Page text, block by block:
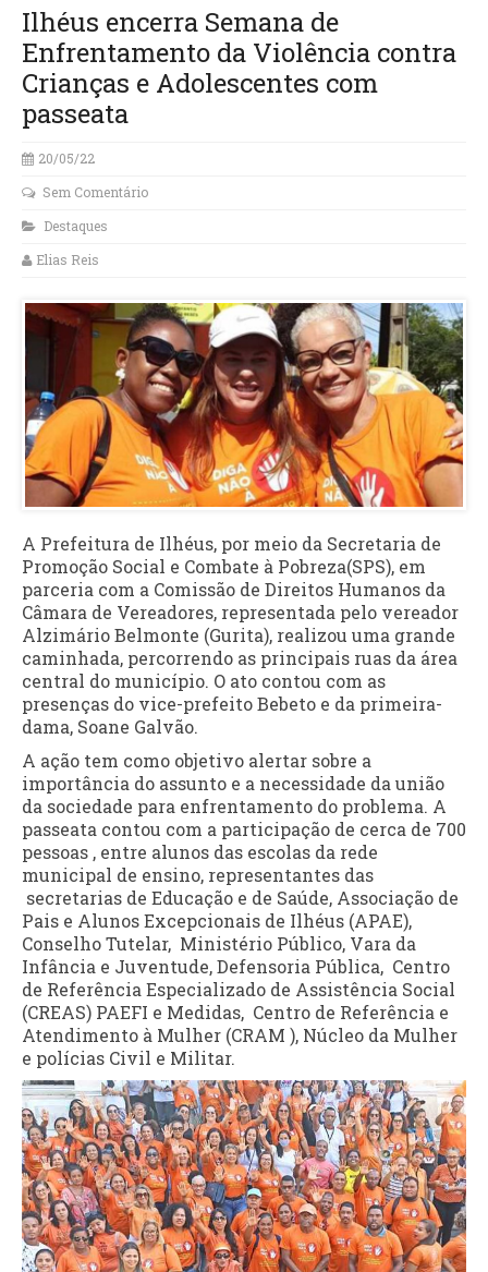
Ilhéus encerra Semana de
Enfrentamento da Violência contra
Crianças e Adolescentes com
passeata
20/05/22
Sem Comentário
Destaques
Elias Reis
A Prefeitura de Ilhéus, por meio da Secretaria de
Promoção Social e Combate à Pobreza(SPS), em
parceria com a Comissão de Direitos Humanos da
Câmara de Vereadores, representada pelo vereador
Alzimário Belmonte (Gurita), realizou uma grande
caminhada, percorrendo as principais ruas da área
central do município. O ato contou com as
presenças do vice-prefeito Bebeto e da primeira-
dama, Soane Galvão.
A ação tem como objetivo alertar sobre a
importância do assunto e a necessidade da união
da sociedade para enfrentamento do problema. A
passeata contou com a participação de cerca de 700
pessoas , entre alunos das escolas da rede
municipal de ensino, representantes das
secretarias de Educação e de Saúde, Associação de
Pais e Alunos Excepcionais de Ilhéus (APAE),
Conselho Tutelar, Ministério Público, Vara da
Infância e Juventude, Defensoria Pública, Centro
de Referência Especializado de Assistência Social
(CREAS) PAEFI e Medidas, Centro de Referência e
Atendimento à Mulher (CRAM ), Núcleo da Mulher
e polícias Civil e Militar.